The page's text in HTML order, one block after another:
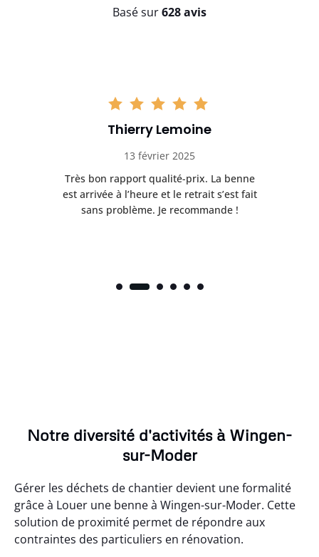
Basé sur628 avis
Thierry Lemoine
13 février 2025
Très bon rapport qualité-prix. La benne
est arrivée à l’heure et le retrait s’est fait
sans problème. Je recommande !
Notre diversité d'activités à Wingen-
sur-Moder
Gérer les déchets de chantier devient une formalité
grâce à Louer une benne à Wingen-sur-Moder. Cette
solution de proximité permet de répondre aux
contraintes des particuliers en rénovation.